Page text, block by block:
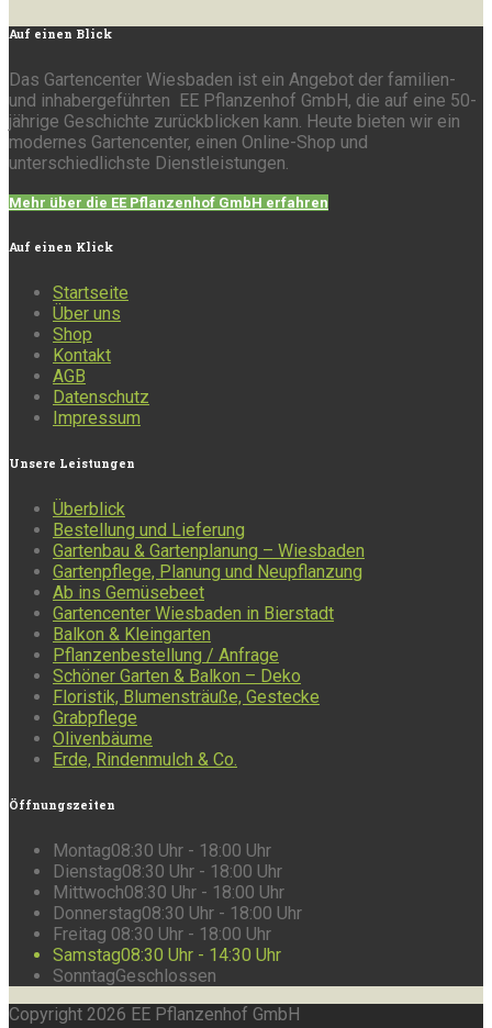
Auf einen Blick
Das Gartencenter Wiesbaden ist ein Angebot der familien-
und inhabergeführten EE Pflanzenhof GmbH, die auf eine 50-
jährige Geschichte zurückblicken kann. Heute bieten wir ein
modernes Gartencenter, einen Online-Shop und
unterschiedlichste Dienstleistungen.
Mehr über die EE Pflanzenhof GmbH erfahren
Auf einen Klick
Startseite
Über uns
Shop
Kontakt
AGB
Datenschutz
Impressum
Unsere Leistungen
Überblick
Bestellung und Lieferung
Gartenbau & Gartenplanung – Wiesbaden
Gartenpflege, Planung und Neupflanzung
Ab ins Gemüsebeet
Gartencenter Wiesbaden in Bierstadt
Balkon & Kleingarten
Pflanzenbestellung / Anfrage
Schöner Garten & Balkon – Deko
Floristik, Blumensträuße, Gestecke
Grabpflege
Olivenbäume
Erde, Rindenmulch & Co.
Öffnungszeiten
Montag08:30 Uhr - 18:00 Uhr
Dienstag08:30 Uhr - 18:00 Uhr
Mittwoch08:30 Uhr - 18:00 Uhr
Donnerstag08:30 Uhr - 18:00 Uhr
Freitag 08:30 Uhr - 18:00 Uhr
Samstag08:30 Uhr - 14:30 Uhr
SonntagGeschlossen
Copyright 2026 EE Pflanzenhof GmbH